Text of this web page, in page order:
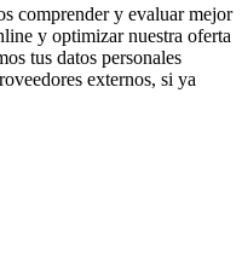
comprender y evaluar mejor
y optimizar nuestra oferta
tus datos personales
externos, si ya